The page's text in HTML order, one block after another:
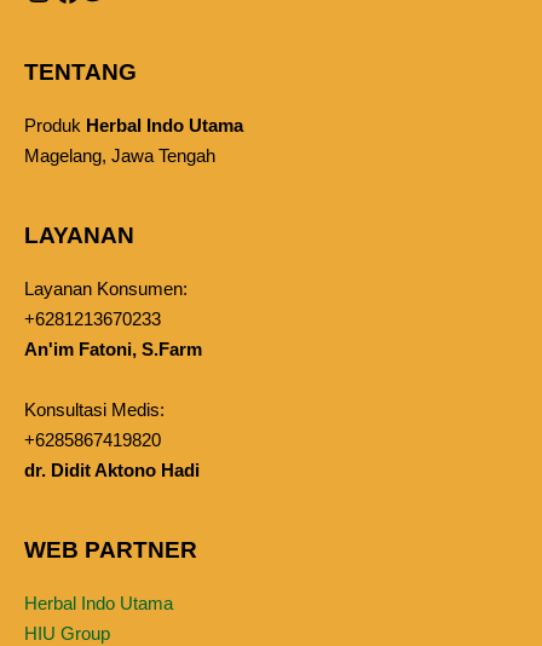
TENTANG
Produk Herbal Indo Utama
Magelang, Jawa Tengah
LAYANAN
Layanan Konsumen:
+6281213670233
An'im Fatoni, S.Farm
Konsultasi Medis:
+6285867419820
dr. Didit Aktono Hadi
WEB PARTNER
Herbal Indo Utama
HIU Group